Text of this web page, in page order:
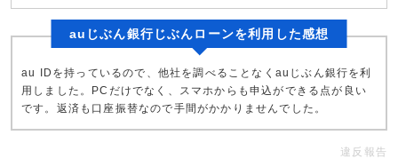
auじぶん銀行じぶんローンを利用した感想
au IDを持っているので、他社を調べることなくauじぶん銀行を利
用しました。PCだけでなく、スマホからも申込ができる点が良い
です。返済も口座振替なので手間がかかりませんでした。
違反報告